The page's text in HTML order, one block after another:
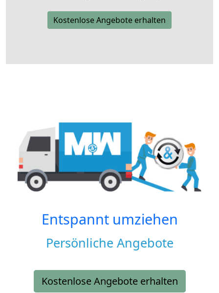
Kostenlose Angebote erhalten
Entspannt umziehen
Persönliche Angebote
Kostenlose Angebote erhalten